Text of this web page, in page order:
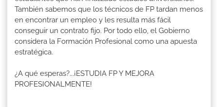
También sabemos que los técnicos de FP tardan menos
en encontrar un empleo y les resulta más fácil
conseguir un contrato fijo. Por todo ello, el Gobierno
considera la Formación Profesional como una apuesta
estratégica.
¿A qué esperas?...¡ESTUDIA FP Y MEJORA
PROFESIONALMENTE!